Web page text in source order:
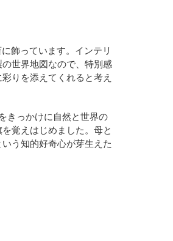
飾っています。インテリ
世界地図なので、特別感
りを添えてくれると考え
きっかけに自然と世界の
覚えはじめました。母と
う知的好奇心が芽生えた